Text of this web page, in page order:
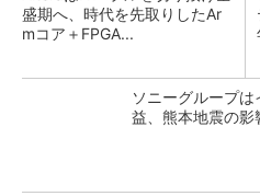
盛期へ、時代を先取りしたAr
mコア＋FPGA...
ソニーグループ
益、熊本地震の影